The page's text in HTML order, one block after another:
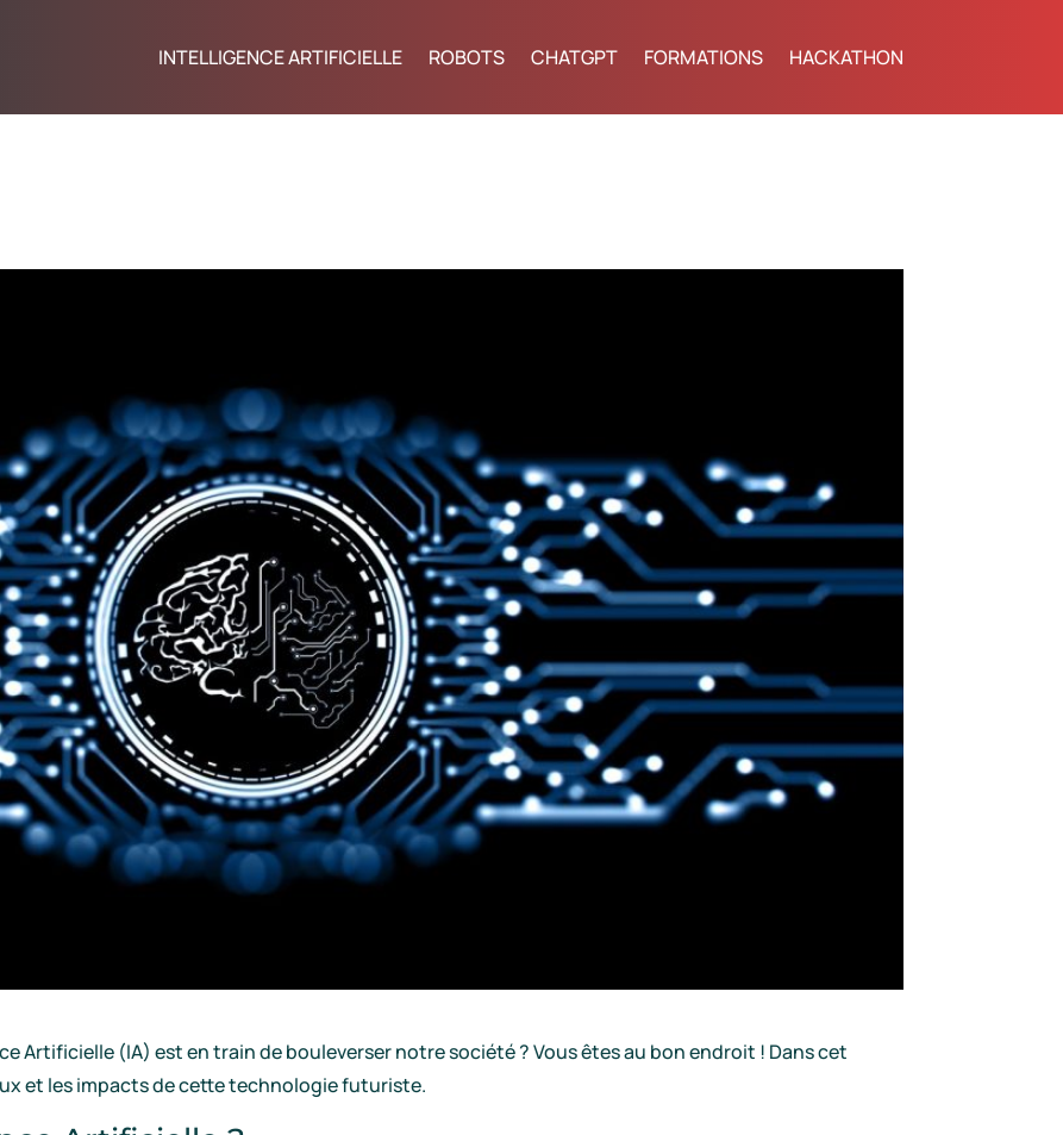
INTELLIGENCE ARTIFICIELLE ROBOTS CHATGPT FORMATIONS HACKATHON
Artificielle (IA) est en train de bouleverser notre société ? Vous êtes au bon endroit ! Dans cet
et les impacts de cette technologie futuriste.